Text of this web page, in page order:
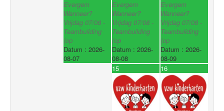
Evergem
Wanneer?
Vrijdag 07/08 -
Teambuilding
(op
Datum : 2026-
08-07
Evergem
Wanneer?
Vrijdag 07/08 -
Teambuilding
(op
Datum : 2026-
08-08
Evergem
Wanneer?
Vrijdag 07/08 -
Teambuilding
(op
Datum : 2026-
08-09
15 16